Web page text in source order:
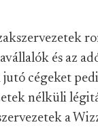
és az
cégeket
nélküli
a